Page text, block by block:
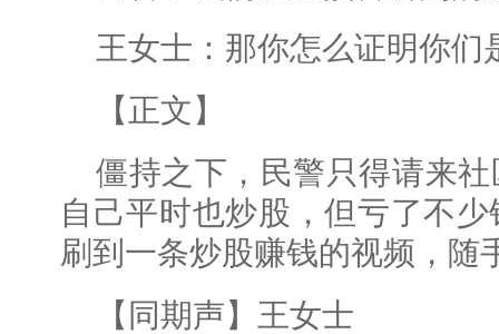
王女士：那你怎么证明你们
【正文】
僵持之下，民警只得请来
自己平时也炒股，但亏了不
刷到一条炒股赚钱的视频，随
【同期声】王女士